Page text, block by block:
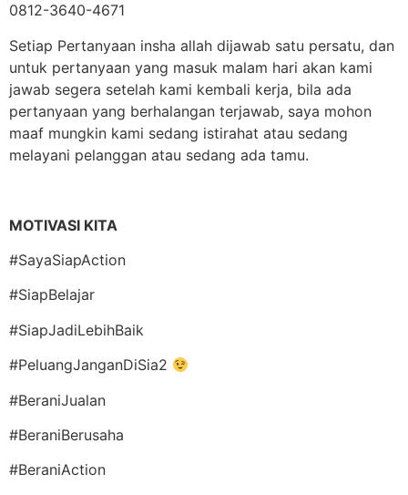
0812-3640-4671
Setiap Pertanyaan insha allah dijawab satu persatu, dan
untuk pertanyaan yang masuk malam hari akan kami
jawab segera setelah kami kembali kerja, bila ada
pertanyaan yang berhalangan terjawab, saya mohon
maaf mungkin kami sedang istirahat atau sedang
melayani pelanggan atau sedang ada tamu.
MOTIVASI KITA
#SayaSiapAction
#SiapBelajar
#SiapJadiLebihBaik
#PeluangJanganDiSia2
#BeraniJualan
#BeraniBerusaha
#BeraniAction